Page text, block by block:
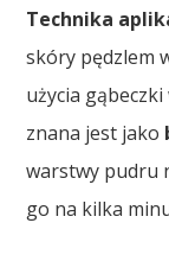
Technika
skóry pędzlem
użycia
znana jest jako
warstwy pudru
go na kilka